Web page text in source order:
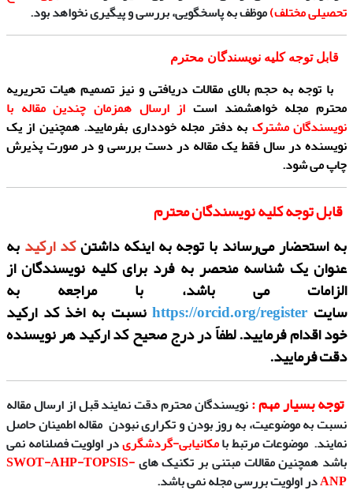
تحصیلی مختلف)موظف به پاسخگویی، بررسی و پیگیری نخواهد بود.
قابل توجه کلیه نویسندگان محترم
با توجه به حجم بالای مقالات دریافتی و نیز تصمیم هیات تحریریه
محترم مجله خواهشمند است از ارسال همزمان چندین مقاله با
نویسندگان مشترک به دفتر مجله خودداری بفرمایید. همچنین از یک
نویسنده در سال فقط یک مقاله در دست بررسی و در صورت پذیرش
چاپ می شود.
قابل توجه کلیه نویسندگان محترم
به استحضار می‌رساند با توجه به اینکه داشتنکد ارکیدبه
عنوان یک شناسه منحصر به فرد برای کلیه نویسندگان از
الزامات می باشد، با مراجعه به
سایت https://orcid.org/register نسبت به اخذ کد ارکید
خود اقدام فرمایید. لطفاً در درج صحیح کد ارکید هر نویسنده
دقت فرمایید.
توجه بسیار مهم :نویسندگان محترم دقتنمایند قبل از ارسال مقاله
نسبت بهموضوعیت،به روز بودنوتکراری نبودن مقالهاطمینان حاصل
نمایند. موضوعات مرتبط بامکانیابی-گردشگریدر اولویت فصلنامه نمی
باشد همچنین مقالات مبتنی بر تکنیک­ های SWOT-AHP-TOPSIS-
ANPدر اولویت بررسی مجله نمی باشد.